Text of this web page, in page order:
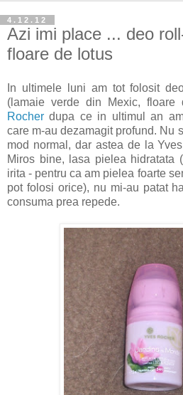
4.12.12
Azi imi place ... deo
floare de lotus
In ultimele luni am tot folosit
(lamaie verde din Mexic,
Rocher dupa ce in ultimul an
care m-au dezamagit profund. Nu
mod normal, dar astea de la
Miros bine, lasa pielea hidratata
irita - pentru ca am pielea foarte
pot folosi orice), nu mi-au patat
consuma prea repede.